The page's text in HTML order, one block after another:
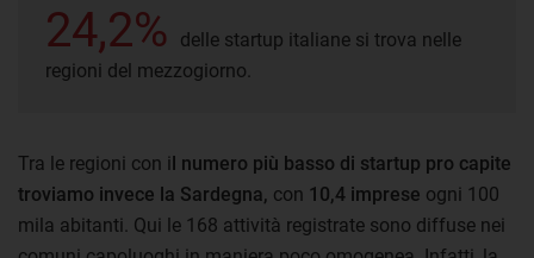
24,2%
delle startup italiane si trova nelle
regioni del mezzogiorno.
Tra le regioni con il numero più basso di startup pro capite
troviamo invece la Sardegna, con 10,4 imprese ogni 100
mila abitanti. Qui le 168 attività registrate sono diffuse nei